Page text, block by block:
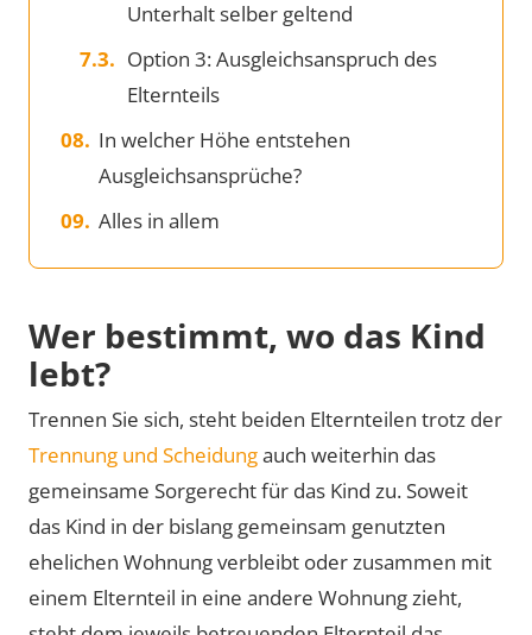
Unterhalt selber geltend
Option 3: Ausgleichsanspruch des
Elternteils
In welcher Höhe entstehen
Ausgleichsansprüche?
Alles in allem
Wer bestimmt, wo das Kind
lebt?
Trennen Sie sich, steht beiden Elternteilen trotz der
Trennung und Scheidungauch weiterhin das
gemeinsame Sorgerecht für das Kind zu. Soweit
das Kind in der bislang gemeinsam genutzten
ehelichen Wohnung verbleibt oder zusammen mit
einem Elternteil in eine andere Wohnung zieht,